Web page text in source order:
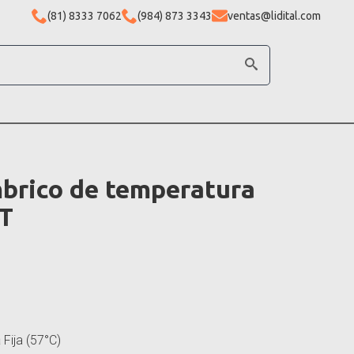
(81) 8333 7062 (984) 873 3343 ventas@lidital.com
de temperatura
(57°C)